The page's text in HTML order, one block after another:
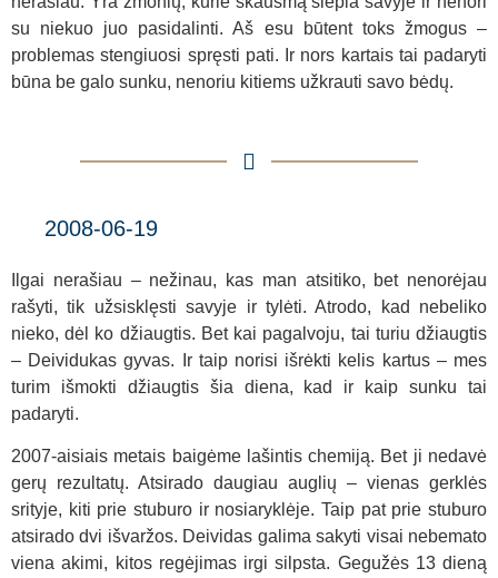
su niekuo juo pasidalinti. Aš esu būtent toks žmogus –
problemas stengiuosi spręsti pati. Ir nors kartais tai padaryti
būna be galo sunku, nenoriu kitiems užkrauti savo bėdų.
2008-06-19
Ilgai nerašiau – nežinau, kas man atsitiko, bet nenorėjau
rašyti, tik užsisklęsti savyje ir tylėti. Atrodo, kad nebeliko
nieko, dėl ko džiaugtis. Bet kai pagalvoju, tai turiu džiaugtis
– Deividukas gyvas. Ir taip norisi išrėkti kelis kartus – mes
turim išmokti džiaugtis šia diena, kad ir kaip sunku tai
padaryti.
2007-aisiais metais baigėme lašintis chemiją. Bet ji nedavė
gerų rezultatų. Atsirado daugiau auglių – vienas gerklės
srityje, kiti prie stuburo ir nosiaryklėje. Taip pat prie stuburo
atsirado dvi išvaržos. Deividas galima sakyti visai nebemato
viena akimi, kitos regėjimas irgi silpsta. Gegužės 13 dieną